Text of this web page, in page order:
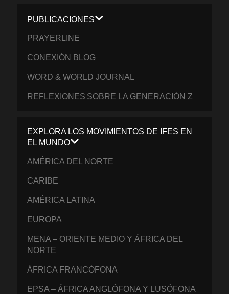
PUBLICACIONES
PRAYERLINE
CONEXIÓN BLOG
WORD & WORLD JOURNAL
REFLEXIONES SOBRE LA GENERACIÓN Z
EXPLORA LOS MOVIMIENTOS DE IFES EN
EL MUNDO
AMÉRICA DEL NORTE
CARIBE
AMÉRICA LATINA
EUROPA
MENA – ORIENTE MEDIO Y ÁFRICA DEL
NORTE
ÁFRICA FRANCÓFONA
EPSA – ÁFRICA ANGLÓFONA Y LUSÓFONA